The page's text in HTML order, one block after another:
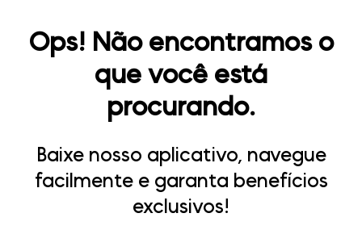
Ops! Não encontramos o
que você está
procurando.
Baixe nosso aplicativo, navegue
facilmente e garanta benefícios
exclusivos!